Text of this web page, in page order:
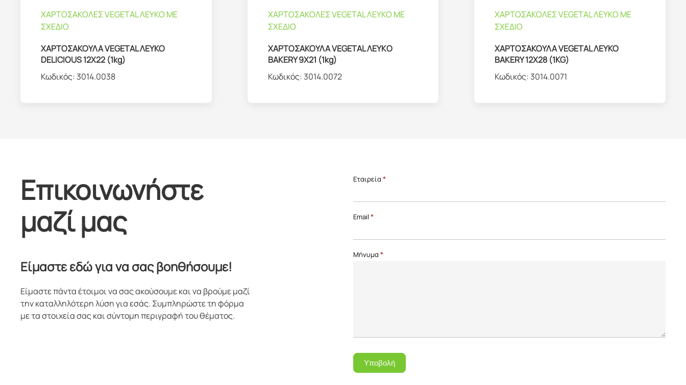
ΧΑΡΤΟΣΑΚΟΛΕΣ VEGETAL ΛΕΥΚΟ ΜΕ
ΣΧΕΔΙΟ
ΧΑΡΤΟΣΑΚΟΥΛΑ VEGETAL ΛΕΥΚΟ
DELICIOUS 12Χ22 (1kg)
Κωδικός: 3014.0038
ΧΑΡΤΟΣΑΚΟΛΕΣ VEGETAL ΛΕΥΚΟ ΜΕ
ΣΧΕΔΙΟ
ΧΑΡΤΟΣΑΚΟΥΛΑ VEGETAL ΛΕΥΚO
BAKERY 9Χ21 (1kg)
Κωδικός: 3014.0072
ΧΑΡΤΟΣΑΚΟΛΕΣ VEGETAL ΛΕΥΚΟ ΜΕ
ΣΧΕΔΙΟ
ΧΑΡΤΟΣΑΚΟΥΛΑ VEGETAL ΛΕΥΚΟ
BAKERY 12Χ28 (1KG)
Κωδικός: 3014.0071
Επικοινωνήστε
μαζί μας
Είμαστε εδώ για να σας βοηθήσουμε!
Είμαστε πάντα έτοιμοι να σας ακούσουμε και να βρούμε μαζί
την καταλληλότερη λύση για εσάς. Συμπληρώστε τη φόρμα
με τα στοιχεία σας και σύντομη περιγραφή του θέματος.
Επικοινωνία
Page
Εταιρεία *
Email *
Μήνυμα *
Υποβολή